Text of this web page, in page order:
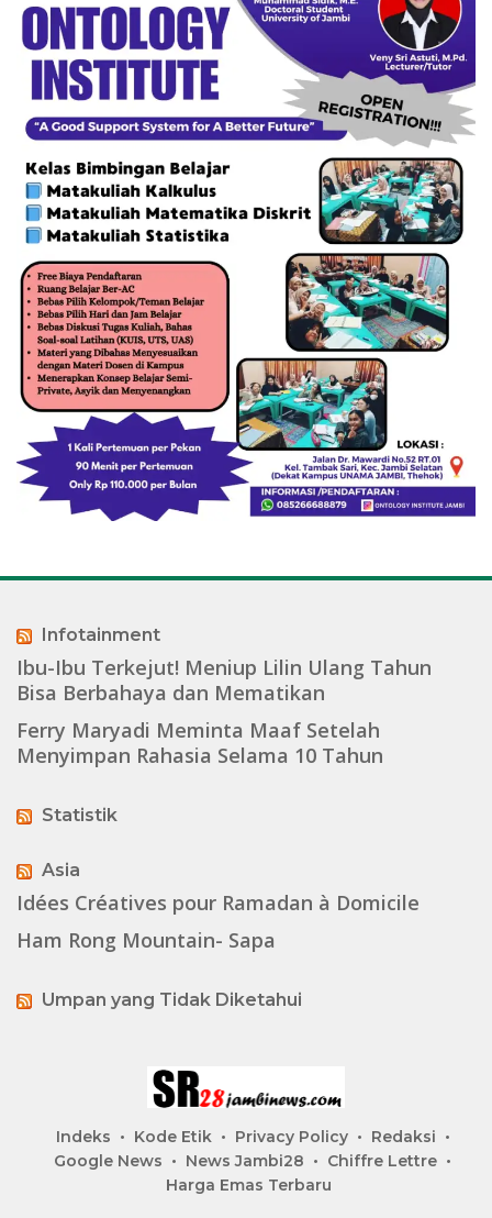
Infotainment
Ibu-Ibu Terkejut! Meniup Lilin Ulang Tahun
Bisa Berbahaya dan Mematikan
Ferry Maryadi Meminta Maaf Setelah
Menyimpan Rahasia Selama 10 Tahun
Statistik
Asia
Idées Créatives pour Ramadan à Domicile
Ham Rong Mountain- Sapa
Umpan yang Tidak Diketahui
Indeks Kode Etik Privacy Policy
Redaksi
Google News
News Jambi28
Chiffre Lettre
Harga Emas Terbaru